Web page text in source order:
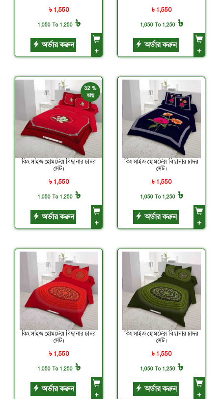
৳ 1,550
1,050 To 1,250৳
অর্ডার করুন
+
৳ 1,550
1,050 To 1,250৳
অর্ডার করুন
+
32 %
ছাড়
কিং সাইজ হোমটেক্স বিছানার চাদর
সেট।
৳ 1,550
1,050 To 1,250৳
অর্ডার করুন
+
কিং সাইজ হোমটেক্স বিছানার চাদর
সেট।
৳ 1,550
1,050 To 1,250৳
অর্ডার করুন
+
কিং সাইজ হোমটেক্স বিছানার চাদর
সেট।
৳ 1,550
1,050 To 1,250৳
অর্ডার করুন
+
কিং সাইজ হোমটেক্স বিছানার চাদর
সেট।
৳ 1,550
1,050 To 1,250৳
অর্ডার করুন
+